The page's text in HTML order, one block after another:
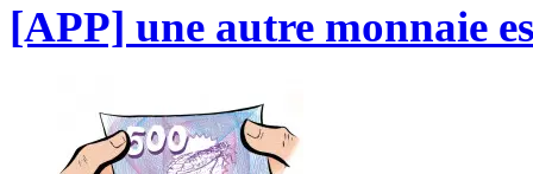
[APP] une autre monnaie